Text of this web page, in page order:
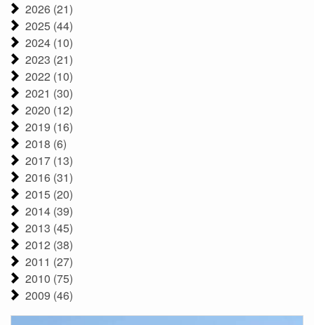
2026 (21)
2025 (44)
2024 (10)
2023 (21)
2022 (10)
2021 (30)
2020 (12)
2019 (16)
2018 (6)
2017 (13)
2016 (31)
2015 (20)
2014 (39)
2013 (45)
2012 (38)
2011 (27)
2010 (75)
2009 (46)